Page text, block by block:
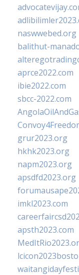
naswwebed.org
balithut-
aprce2022.com
ibie2022.com
sbcc-2022.com
grur2023.org
hkhk2023.org
napm2023.org
apsdfd2023.org
imkl2023.com
apsth2023.com